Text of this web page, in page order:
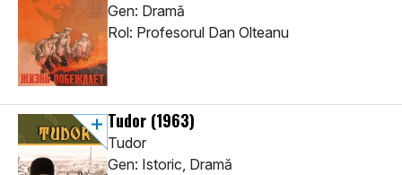
Gen: Dramă
Rol: Profesorul Dan Olteanu
Tudor (1963)
Tudor
Gen: Istoric, Dramă